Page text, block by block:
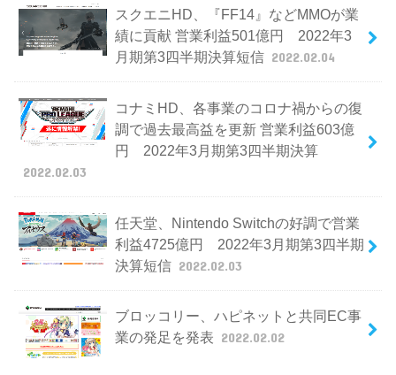
スクエニHD、『FF14』などMMOが業
績に貢献 営業利益501億円 2022年3
月期第3四半期決算短信 2022.02.04
コナミHD、各事業のコロナ禍からの復
調で過去最高益を更新 営業利益603億
円 2022年3月期第3四半期決算
2022.02.03
任天堂、Nintendo Switchの好調で営業
利益4725億円 2022年3月期第3四半期
決算短信 2022.02.03
ブロッコリー、ハピネットと共同EC事
業の発足を発表 2022.02.02